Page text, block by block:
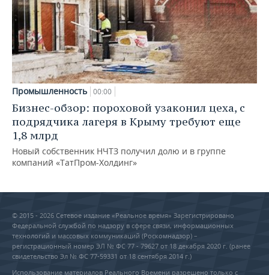
Промышленность 00:00
Бизнес-обзор: пороховой узаконил цеха, с
подрядчика лагеря в Крыму требуют еще
1,8 млрд
Новый собственник НЧТЗ получил долю и в группе
компаний «ТатПром-Холдинг»
© 2015 - 2026 Сетевое издание «Реальное время» Зарегистрировано
Федеральной службой по надзору в сфере связи, информационных
технологий и массовых коммуникаций (Роскомнадзор) –
регистрационный номер ЭЛ № ФС 77 - 79627 от 18 декабря 2020 г. (ранее
свидетельство Эл № ФС 77-59331 от 18 сентября 2014 г.)
Использование материалов Реального Времени разрешено только с